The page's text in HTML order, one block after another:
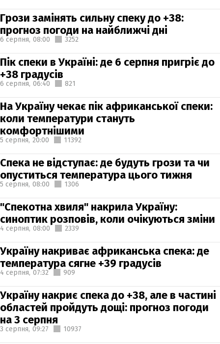
Грози замінять сильну спеку до +38:
прогноз погоди на найближчі дні
6 серпня, 08:00 3252
Пік спеки в Україні: де 6 серпня пригріє до
+38 градусів
6 серпня, 06:40 821
На Україну чекає пік африканської спеки:
коли температури стануть
комфортнішими
5 серпня, 20:00 11392
Спека не відступає: де будуть грози та чи
опуститься температура цього тижня
5 серпня, 08:00 1306
"Спекотна хвиля" накрила Україну:
синоптик розповів, коли очікуються зміни
4 серпня, 08:00 2339
Україну накриває африканська спека: де
температура сягне +39 градусів
4 серпня, 07:32 909
Україну накриє спека до +38, але в частині
областей пройдуть дощі: прогноз погоди
на 3 серпня
3 серпня, 09:27 10937